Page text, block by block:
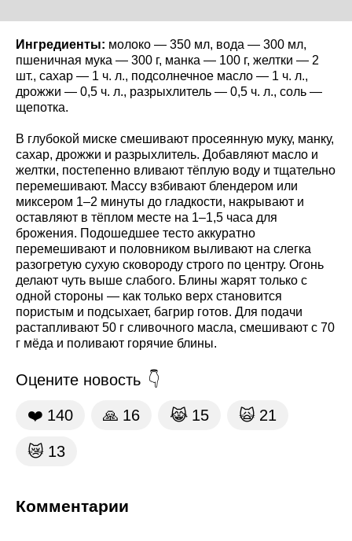
Ингредиенты: молоко — 350 мл, вода — 300 мл,
пшеничная мука — 300 г, манка — 100 г, желтки — 2
шт., сахар — 1 ч. л., подсолнечное масло — 1 ч. л.,
дрожжи — 0,5 ч. л., разрыхлитель — 0,5 ч. л., соль —
щепотка.
В глубокой миске смешивают просеянную муку, манку,
сахар, дрожжи и разрыхлитель. Добавляют масло и
желтки, постепенно вливают тёплую воду и тщательно
перемешивают. Массу взбивают блендером или
миксером 1–2 минуты до гладкости, накрывают и
оставляют в тёплом месте на 1–1,5 часа для
брожения. Подошедшее тесто аккуратно
перемешивают и половником выливают на слегка
разогретую сухую сковороду строго по центру. Огонь
делают чуть выше слабого. Блины жарят только с
одной стороны — как только верх становится
пористым и подсыхает, багрир готов. Для подачи
растапливают 50 г сливочного масла, смешивают с 70
г мёда и поливают горячие блины.
Оцените новость
❤️ 140 🙏 16 😹 15 🙀 21
😿 13
Комментарии